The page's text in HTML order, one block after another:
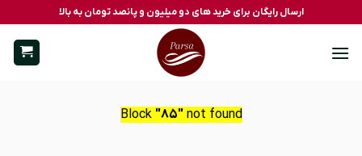
to
content
ارسال رایگان برای خرید های دو میلیون و پانصد تومان به بالا
Block "85"not found